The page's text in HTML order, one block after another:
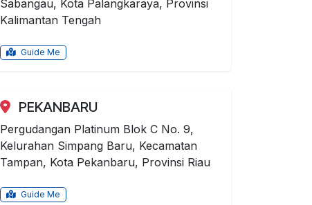
Sabangau, Kota Palangkaraya, Provinsi
Kalimantan Tengah
Guide Me
PEKANBARU
Pergudangan Platinum Blok C No. 9,
Kelurahan Simpang Baru, Kecamatan
Tampan, Kota Pekanbaru, Provinsi Riau
Guide Me